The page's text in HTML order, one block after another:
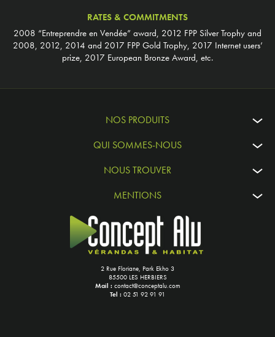
RATES & COMMITMENTS
2008 “Entreprendre en Vendée” award, 2012 FPP Silver Trophy and
2008, 2012, 2014 and 2017 FPP Gold Trophy, 2017 Internet users’
prize, 2017 European Bronze Award, etc.
NOS PRODUITS
QUI SOMMES-NOUS
NOUS TROUVER
MENTIONS
2 Rue Floriane, Park Ekho 3
85500 LES HERBIERS
Mail : contact@conceptalu.com
Tel : 02 51 92 91 91